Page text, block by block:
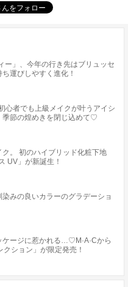
ー」、今年の行き先はブリュッセ
運びしやすく進化！
心者でも上級メイクが叶うアイシ
季節の煌めきを閉じ込めて♡
。 初のハイブリッド化粧下地
UV」が新誕生！
みの良いカラーのグラデーショ
ケージに惹かれる…♡M·A·Cから
クション」が限定発売！